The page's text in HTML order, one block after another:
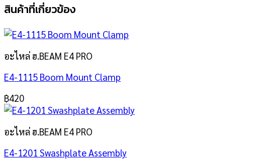
สินค้าที่เกี่ยวข้อง
อะไหล่ ฮ.BEAM E4 PRO
E4-1115 Boom Mount Clamp
฿420
อะไหล่ ฮ.BEAM E4 PRO
E4-1201 Swashplate Assembly